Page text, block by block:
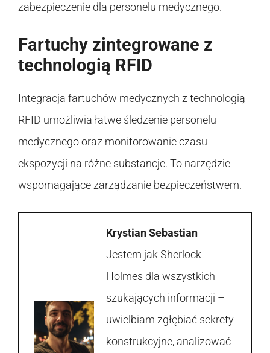
zabezpieczenie dla personelu medycznego.
Fartuchy zintegrowane z
technologią RFID
Integracja fartuchów medycznych z technologią
RFID umożliwia łatwe śledzenie personelu
medycznego oraz monitorowanie czasu
ekspozycji na różne substancje. To narzędzie
wspomagające zarządzanie bezpieczeństwem.
Krystian Sebastian
Jestem jak Sherlock
Holmes dla wszystkich
szukających informacji –
uwielbiam zgłębiać sekrety
konstrukcyjne, analizować